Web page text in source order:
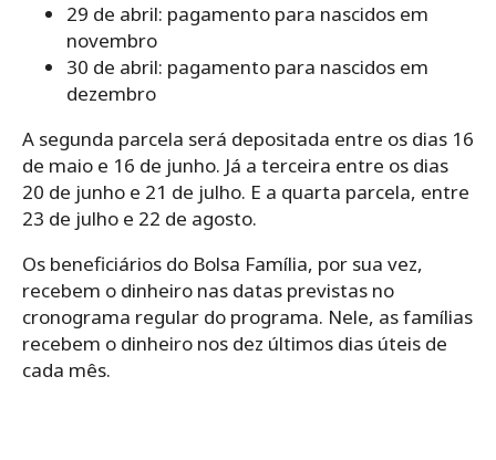
29 de abril: pagamento para nascidos em
novembro
30 de abril: pagamento para nascidos em
dezembro
A segunda parcela será depositada entre os dias 16
de maio e 16 de junho. Já a terceira entre os dias
20 de junho e 21 de julho. E a quarta parcela, entre
23 de julho e 22 de agosto.
Os beneficiários do Bolsa Família, por sua vez,
recebem o dinheiro nas datas previstas no
cronograma regular do programa. Nele, as famílias
recebem o dinheiro nos dez últimos dias úteis de
cada mês.